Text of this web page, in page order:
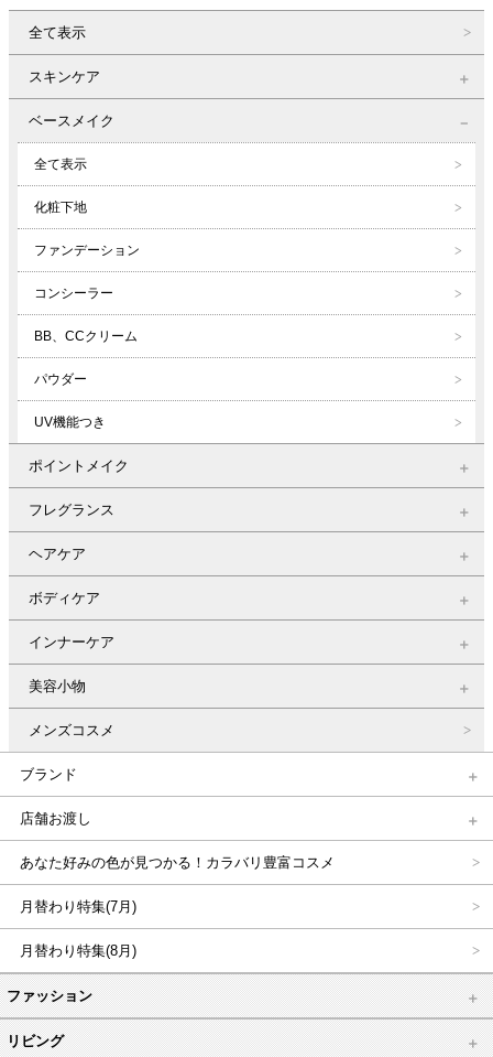
全て表示
スキンケア
ベースメイク
全て表示
化粧下地
ファンデーション
コンシーラー
BB、CCクリーム
パウダー
UV機能つき
ポイントメイク
フレグランス
ヘアケア
ボディケア
インナーケア
美容小物
メンズコスメ
ブランド
店舗お渡し
あなた好みの色が見つかる！カラバリ豊富コスメ
月替わり特集(7月)
月替わり特集(8月)
ファッション
リビング